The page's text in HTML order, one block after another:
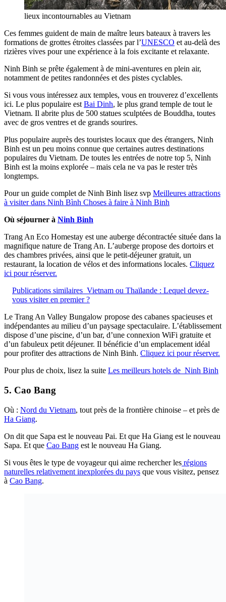
lieux incontournables au Vietnam
Ces femmes guident de main de maître leurs bateaux à travers les
formations de grottes étroites classées par l’UNESCO et au-delà des
rizières vives pour une expérience à la fois excitante et relaxante.
Ninh Binh se prête également à de mini-aventures en plein air,
notamment de petites randonnées et des pistes cyclables.
Si vous vous intéressez aux temples, vous en trouverez d’excellents
ici. Le plus populaire est Bai Dinh, le plus grand temple de tout le
Vietnam. Il abrite plus de 500 statues sculptées de Bouddha, toutes
avec de gros ventres et de grands sourires.
Plus populaire auprès des touristes locaux que des étrangers, Ninh
Binh est un peu moins connue que certaines autres destinations
populaires du Vietnam. De toutes les entrées de notre top 5, Ninh
Binh est la moins explorée – mais cela ne va pas le rester très
longtemps.
Pour un guide complet de Ninh Binh lisez svp Meilleures attractions
à visiter dans Ninh Bình Choses à faire à Ninh Binh
Où séjourner à Ninh Binh
Trang An Eco Homestay est une auberge décontractée située dans la
magnifique nature de Trang An. L’auberge propose des dortoirs et
des chambres privées, ainsi que le petit-déjeuner gratuit, un
restaurant, la location de vélos et des informations locales. Cliquez
ici pour réserver.
Publications similaires Vietnam ou Thaïlande : Lequel devez-
vous visiter en premier ?
Le Trang An Valley Bungalow propose des cabanes spacieuses et
indépendantes au milieu d’un paysage spectaculaire. L’établissement
dispose d’une piscine, d’un bar, d’une connexion WiFi gratuite et
d’un fabuleux petit déjeuner. Il bénéficie d’un emplacement idéal
pour profiter des attractions de Ninh Binh. Cliquez ici pour réserver.
Pour plus de choix, lisez la suite Les meilleurs hotels de Ninh Binh
5. Cao Bang
Où : Nord du Vietnam, tout près de la frontière chinoise – et près de
Ha Giang.
On dit que Sapa est le nouveau Pai. Et que Ha Giang est le nouveau
Sapa. Et que Cao Bang est le nouveau Ha Giang.
Si vous êtes le type de voyageur qui aime rechercher les régions
naturelles relativement inexplorées du pays que vous visitez, pensez
à Cao Bang.